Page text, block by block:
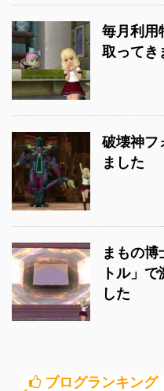
毎月利用
取ってき
破壊神フ
ました
まもの
トル」
した
ブログランキング